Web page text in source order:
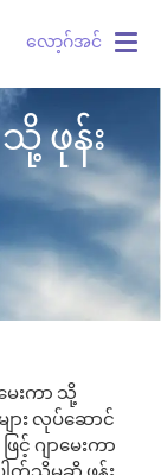
လော့ဂ်အင်
ဖုန်း
ေးကာ သို့
ား လုပ်ဆောင်
င့် ဂျာမေးကာ